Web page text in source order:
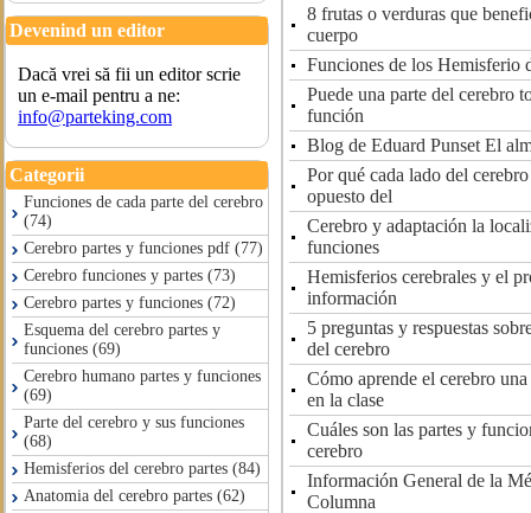
Devenind un editor
Dacă vrei să fii un editor scrie
un e-mail pentru a ne:
info@parteking.com
Categorii
Funciones de cada parte del cerebro
(74)
Cerebro partes y funciones pdf (77)
Cerebro funciones y partes (73)
Cerebro partes y funciones (72)
Esquema del cerebro partes y
funciones (69)
Cerebro humano partes y funciones
(69)
Parte del cerebro y sus funciones
(68)
Hemisferios del cerebro partes (84)
Anatomia del cerebro partes (62)
8 frutas o verduras que
cuerpo
Funciones de los Hemisferio
Puede una parte del cerebro
función
Blog de Eduard Punset El
Por qué cada lado del
opuesto del
Cerebro y adaptación la
funciones
Hemisferios cerebrales y el
información
5 preguntas y respuestas
del cerebro
Cómo aprende el cerebro
en la clase
Cuáles son las partes y
cerebro
Información General de la
Columna